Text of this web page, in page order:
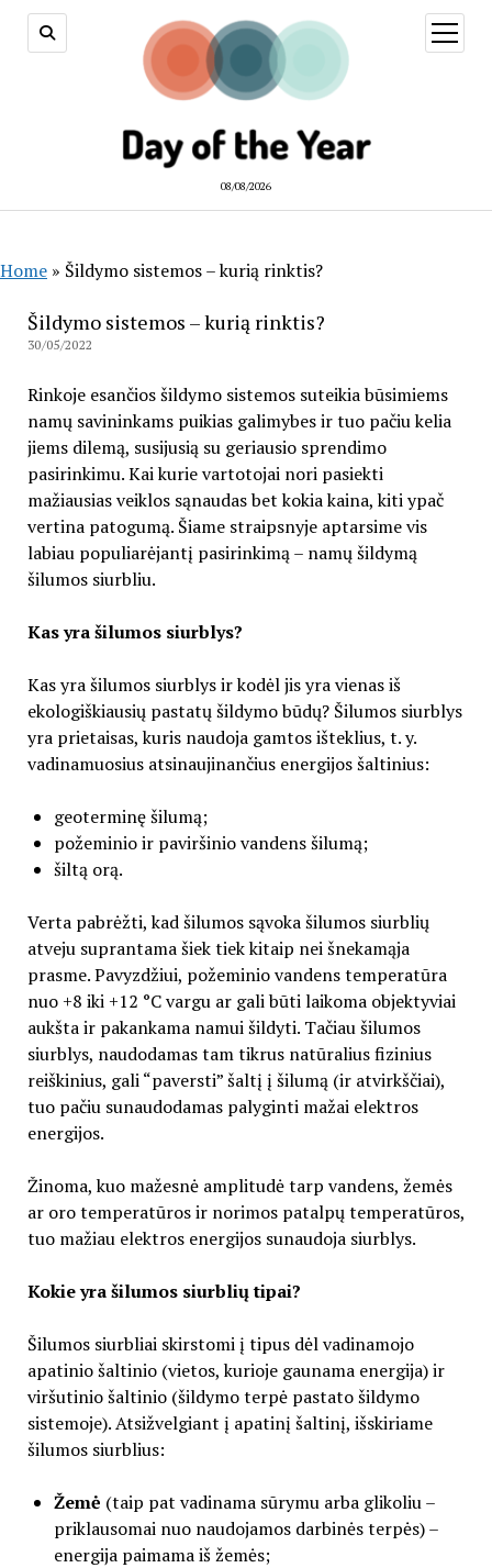
08/08/2026
open
menu
Home » Šildymo sistemos – kurią rinktis?
Šildymo sistemos – kurią rinktis?
30/05/2022
Rinkoje esančios šildymo sistemos suteikia būsimiems
namų savininkams puikias galimybes ir tuo pačiu kelia
jiems dilemą, susijusią su geriausio sprendimo
pasirinkimu. Kai kurie vartotojai nori pasiekti
mažiausias veiklos sąnaudas bet kokia kaina, kiti ypač
vertina patogumą. Šiame straipsnyje aptarsime vis
labiau populiarėjantį pasirinkimą – namų šildymą
šilumos siurbliu.
Kas yra šilumos siurblys?
Kas yra šilumos siurblys ir kodėl jis yra vienas iš
ekologiškiausių pastatų šildymo būdų? Šilumos siurblys
yra prietaisas, kuris naudoja gamtos išteklius, t. y.
vadinamuosius atsinaujinančius energijos šaltinius:
geoterminę šilumą;
požeminio ir paviršinio vandens šilumą;
šiltą orą.
Verta pabrėžti, kad šilumos sąvoka šilumos siurblių
atveju suprantama šiek tiek kitaip nei šnekamąja
prasme. Pavyzdžiui, požeminio vandens temperatūra
nuo +8 iki +12 °C vargu ar gali būti laikoma objektyviai
aukšta ir pakankama namui šildyti. Tačiau šilumos
siurblys, naudodamas tam tikrus natūralius fizinius
reiškinius, gali “paversti” šaltį į šilumą (ir atvirkščiai),
tuo pačiu sunaudodamas palyginti mažai elektros
energijos.
Žinoma, kuo mažesnė amplitudė tarp vandens, žemės
ar oro temperatūros ir norimos patalpų temperatūros,
tuo mažiau elektros energijos sunaudoja siurblys.
Kokie yra šilumos siurblių tipai?
Šilumos siurbliai skirstomi į tipus dėl vadinamojo
apatinio šaltinio (vietos, kurioje gaunama energija) ir
viršutinio šaltinio (šildymo terpė pastato šildymo
sistemoje). Atsižvelgiant į apatinį šaltinį, išskiriame
šilumos siurblius:
Žemė (taip pat vadinama sūrymu arba glikoliu –
priklausomai nuo naudojamos darbinės terpės) –
energija paimama iš žemės;